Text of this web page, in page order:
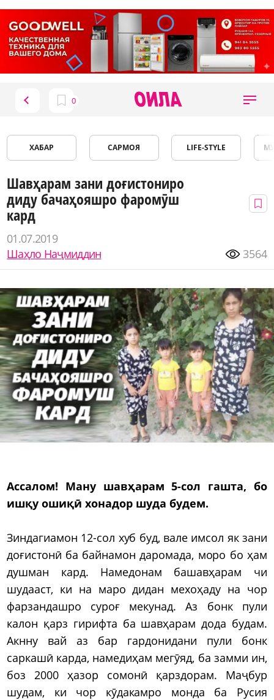
ХАБАР САРМОЯ LIFE-STYLE
Шавҳарам зани доғистониро
диду бачаҳояшро фаромӯш
кард
01.07.2019
Шаҳло Наҷмиддин
3564
Ассалом! Ману шавҳарам 5-сол гашта, бо
ишқу ошиқӣ хонадор шуда будем.
Зиндагиамон 12-сол хуб буд, вале имсол як зани
доғистонӣ ба байнамон даромада, моро бо ҳам
душман кард. Намедонам башавҳарам чи
шудааст, ки на маро дидан мехоҳаду на чор
фарзандашро суроғ мекунад. Аз бонк пули
калон қарз гирифта ба шавҳарам дода будам.
Акнну вай аз бар гардонидани пули бонк
саркашӣ карда, намедиҳам мегӯяд, ба замми ин,
боз 2000 ҳазор сомонӣ қарздорам. Маҷбур
шудам, ки чор кӯдакамро монда ба Русия